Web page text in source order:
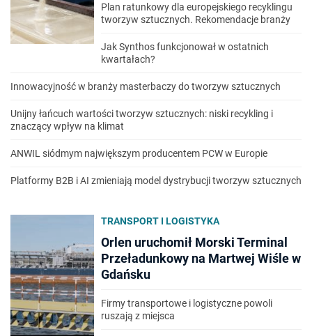
Plan ratunkowy dla europejskiego recyklingu
tworzyw sztucznych. Rekomendacje branży
Jak Synthos funkcjonował w ostatnich
kwartałach?
Innowacyjność w branży masterbaczy do tworzyw sztucznych
Unijny łańcuch wartości tworzyw sztucznych: niski recykling i
znaczący wpływ na klimat
ANWIL siódmym największym producentem PCW w Europie
Platformy B2B i AI zmieniają model dystrybucji tworzyw sztucznych
TRANSPORT I LOGISTYKA
Orlen uruchomił Morski Terminal
Przeładunkowy na Martwej Wiśle w
Gdańsku
Firmy transportowe i logistyczne powoli
ruszają z miejsca